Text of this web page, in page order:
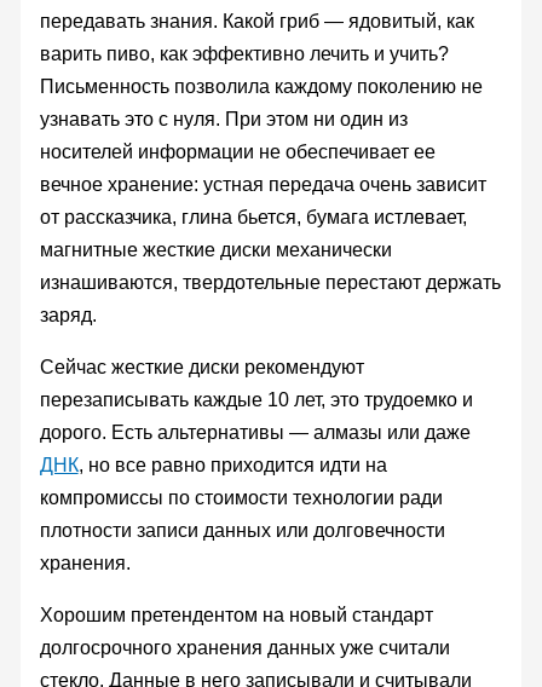
передавать знания. Какой гриб — ядовитый, как
варить пиво, как эффективно лечить и учить?
Письменность позволила каждому поколению не
узнавать это с нуля. При этом ни один из
носителей информации не обеспечивает ее
вечное хранение: устная передача очень зависит
от рассказчика, глина бьется, бумага истлевает,
магнитные жесткие диски механически
изнашиваются, твердотельные перестают держать
заряд.
Сейчас жесткие диски рекомендуют
перезаписывать каждые 10 лет, это трудоемко и
дорого. Есть альтернативы — алмазы или даже
ДНК, но все равно приходится идти на
компромиссы по стоимости технологии ради
плотности записи данных или долговечности
хранения.
Хорошим претендентом на новый стандарт
долгосрочного хранения данных уже считали
стекло. Данные в него записывали и считывали